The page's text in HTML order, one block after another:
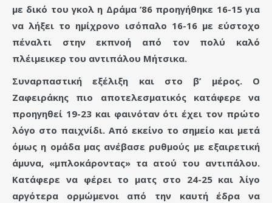
με δικό του γκολ η Δράμα ’86 προηγήθηκε 16-15 για
να λήξει το ημίχρονο ισόπαλο 16-16 με εύστοχο
πέναλτι στην εκπνοή από τον πολύ καλό
πλέιμεικερ του αντιπάλου Μήτσικα.
Συναρπαστική εξέλιξη και στο β’ μέρος. Ο
Ζαφειράκης πιο αποτελεσματικός κατάφερε να
προηγηθεί 19-23 και φαινόταν ότι έχει τον πρώτο
λόγο στο παιχνίδι. Από εκείνο το σημείο και μετά
όμως η ομάδα μας ανέβασε ρυθμούς με εξαιρετική
άμυνα, «μπλοκάροντας» τα ατού του αντιπάλου.
Κατάφερε να φέρει το ματς στο 24-25 και λίγο
αργότερα ορμώμενοι από την καυτή έδρα να